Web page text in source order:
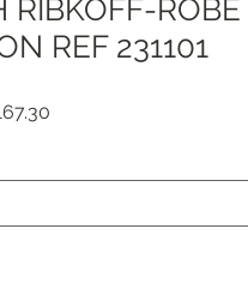
RIBKOFF-ROBE
REF 231101